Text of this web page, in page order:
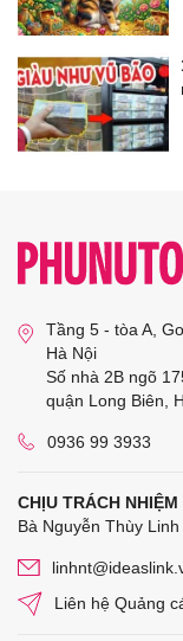
Tầng 5 - tòa A,
Hà Nội
Số nhà 2B ngõ
quận Long Biên,
0936 99 3933
CHỊU TRÁCH NHIỆM
Bà Nguyễn Thùy Linh
Liên hệ Quảng